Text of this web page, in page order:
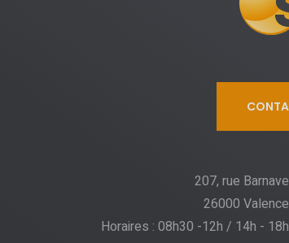
207, rue Barnave
26000 Valence
Horaires : 08h30 -12h / 14h - 18h